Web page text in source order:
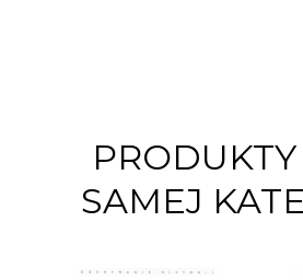
PRODUKTY
SAMEJ